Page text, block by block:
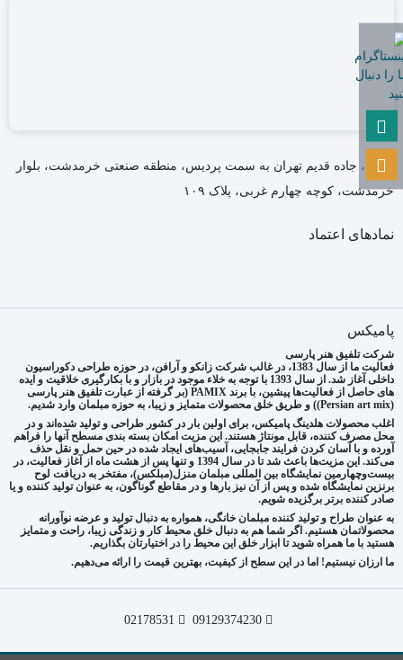
تهران، جاده قدیم تهران به سمت پردیس، منطقه صنعتی خرمدشت، بلوار
خرمدشت، کوچه چهارم غربی، پلاک ۱۰۹
نمادهای اعتماد
پامیکس
شرکت تلفیق هنر پارسی
فعالیت ما از سال 1383، در غالب شرکت زانکو و آرافن، در حوزه طراحی دکوراسیون
داخلی آغاز شد. از سال 1393 با توجه به خلاء موجود در بازار و با بکارگیری خلاقیت و ایده
های حاصل از فعالیت‌ها پیشین، با برند PAMIX (بر گرفته از عبارت تلفیق هنر پارسی
(Persian art mix)) و طریق خلق محصولات متمایز و زیبا، به حوزه مبلمان وارد شدیم.
اغلب محصولات هلدینگ پامیکس، برای اولین بار در کشور طراحی و تولید شده‌اند و در
محل مصرف کننده، قابل مونتاژ هستند. این مزیت امکان بسته بندی مسطح آنها را فراهم
آورده و با آسان کردن فرایند جابجایی، آسیب‌های ایجاد شده در حین حمل و نقل حذف
می‌کند. این مزیت‌ها باعث شد تا در سال 1394 و تنها پس از هشت ماه از آغاز فعالیت، در
بیست‌وچهارمین نمایشگاه بین المللی مبلمان منزل(مبلکس)، مفتخر به دریافت لوح
برنزین نمایشگاه شده و پس از آن نیز بارها و در مقاطع گوناگون، به عنوان تولید کننده و یا
صادر کننده برتر برگزیده شویم.
به عنوان طراح و تولید کننده مبلمان خانگی، همواره به دنبال تولید و عرضه نوآورانه
محصولاتمان هستیم. اگر شما هم به دنبال خلق محیط کار و زندگی زیبا، راحت و متمایز
هستید با ما همراه شوید تا ابزار خلق این محیط را در اختیارتان بگذاریم.
ما ارزان نیستیم! اما در این سطح از کیفیت، بهترین قیمت را ارائه می‌دهیم.
09129374230
02178531